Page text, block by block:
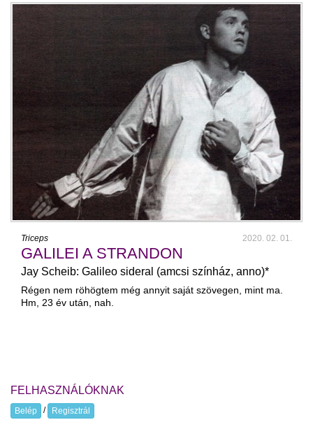
Triceps 2020. 02. 01.
GALILEI A STRANDON
Jay Scheib: Galileo sideral (amcsi színház, anno)*
Régen nem röhögtem még annyit saját szövegen, mint ma.
Hm, 23 év után, nah.
FELHASZNÁLÓKNAK
Belép / Regisztrál